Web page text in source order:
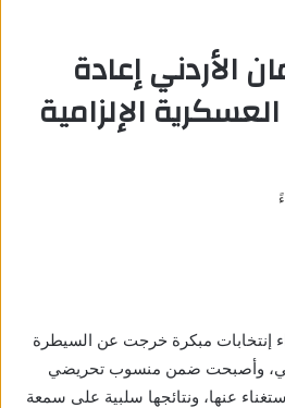
الأردني إعادة
الإلزامية
إنتخابات مبكرة خرجت عن السيطرة
وأصبحت ضمن منسوب تحريضي
عنها، ونتائجها سلبية على سمعة